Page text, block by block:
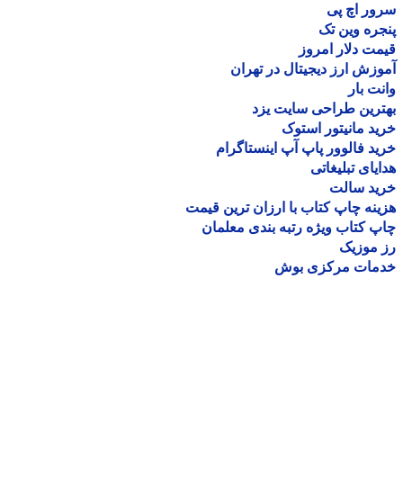
اچ پی
وین تک
دلار امروز
ارز دیجیتال در تهران
بار
طراحی سایت یزد
مانیتور استوک
فالوور پاپ آپ اینستاگرام
تبلیغاتی
سالت
چاپ کتاب با ارزان ترین قیمت
کتاب ویژه رتبه بندی معلمان
موزیک
مرکزی بوش